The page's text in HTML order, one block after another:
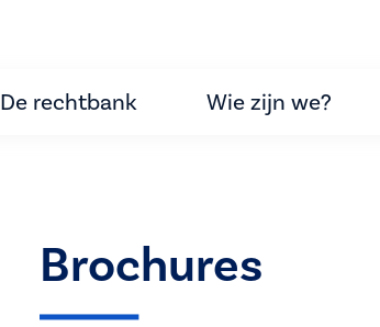
De rechtbank Wie zijn we?
Brochures